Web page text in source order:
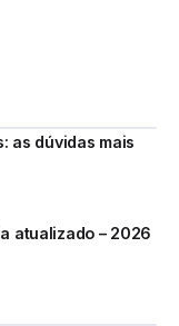
as dúvidas mais
atualizado – 2026